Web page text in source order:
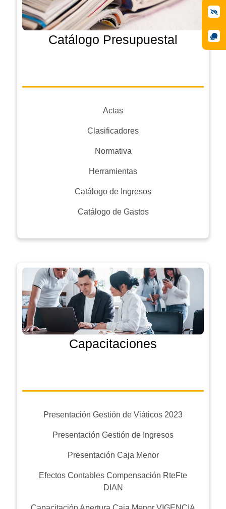
Catálogo Presupuestal
Actas
Clasificadores
Normativa
Herramientas
Catálogo de Ingresos
Catálogo de Gastos
Capacitaciones
Presentación Gestión de Viáticos 2023
Presentación Gestión de Ingresos
Presentación Caja Menor
Efectos Contables Compensación RteFte
DIAN